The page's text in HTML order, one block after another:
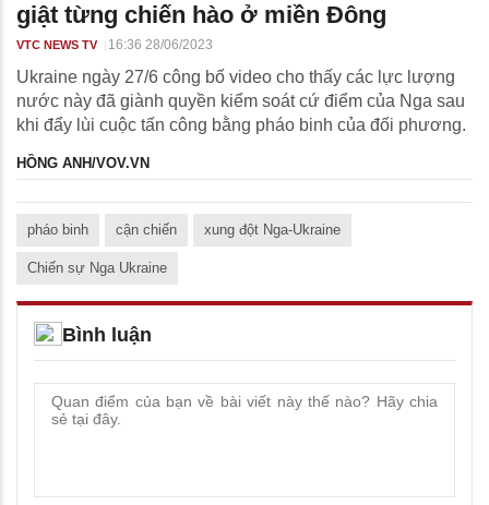
giật từng chiến hào ở miền Đông
VTC NEWS TV 16:36 28/06/2023
Ukraine ngày 27/6 công bố video cho thấy các lực lượng
nước này đã giành quyền kiểm soát cứ điểm của Nga sau
khi đẩy lùi cuộc tấn công bằng pháo binh của đối phương.
HỒNG ANH/VOV.VN
pháo binh cận chiến xung đột Nga-Ukraine
Chiến sự Nga Ukraine
Bình luận